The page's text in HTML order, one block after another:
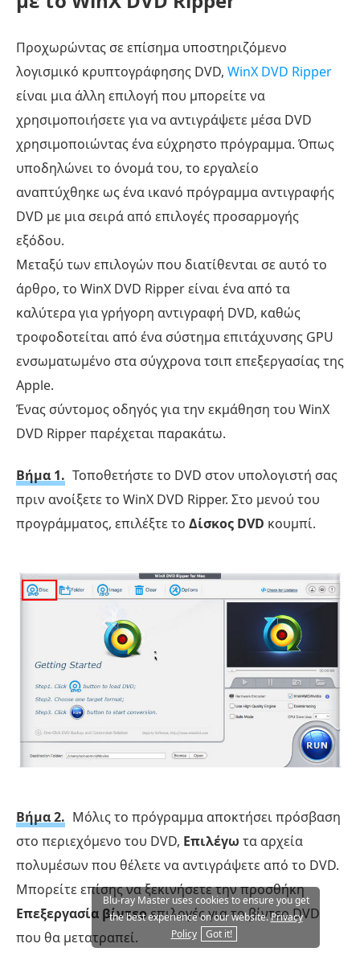
Προχωρώντας σε επίσημα υποστηριζόμενο
λογισμικό κρυπτογράφησης DVD, WinX DVD Ripper
είναι μια άλλη επιλογή που μπορείτε να
χρησιμοποιήσετε για να αντιγράψετε μέσα DVD
χρησιμοποιώντας ένα εύχρηστο πρόγραμμα. Όπως
υποδηλώνει το όνομά του, το εργαλείο
αναπτύχθηκε ως ένα ικανό πρόγραμμα αντιγραφής
DVD με μια σειρά από επιλογές προσαρμογής
εξόδου.
Μεταξύ των επιλογών που διατίθενται σε αυτό το
άρθρο, το WinX DVD Ripper είναι ένα από τα
καλύτερα για γρήγορη αντιγραφή DVD, καθώς
τροφοδοτείται από ένα σύστημα επιτάχυνσης GPU
ενσωματωμένο στα σύγχρονα τσιπ επεξεργασίας της
Apple.
Ένας σύντομος οδηγός για την εκμάθηση του WinX
DVD Ripper παρέχεται παρακάτω.
Βήμα 1. Τοποθετήστε το DVD στον υπολογιστή σας
πριν ανοίξετε το WinX DVD Ripper. Στο μενού του
προγράμματος, επιλέξτε το Δίσκος DVD κουμπί.
Βήμα 2. Μόλις το πρόγραμμα αποκτήσει πρόσβαση
στο περιεχόμενο του DVD, Επιλέγω τα αρχεία
πολυμέσων που θέλετε να αντιγράψετε από το DVD.
Μπορείτε επίσης να ξεκινήσετε την προσθήκη
Επεξεργασία βίντεοεπιλογές για το βίντεο DVD
που θα μετατραπεί.
Blu-ray Master uses cookies to ensure you get
the best experience on our website.Privacy
Policy
Got it!